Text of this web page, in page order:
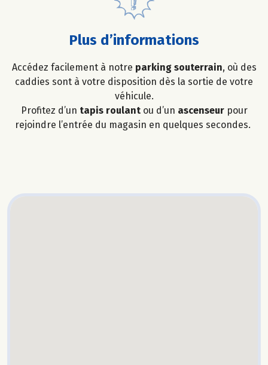
Plus d’informations
Accédez facilement à notre parking souterrain, où des
caddies sont à votre disposition dès la sortie de votre
véhicule.
Profitez d’un tapis roulantou d’un ascenseurpour
rejoindre l’entrée du magasin en quelques secondes.